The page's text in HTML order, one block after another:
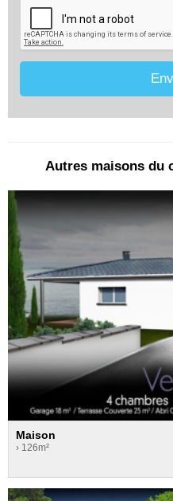
constructeur.com et vous ou
membre de la maîtrise
serait en relation avec
Conformément à la loi «
exercer votre droit d'accès aux
rectifier en contactant :
SALLES-SUR-MER -
contact@comparateur-
Autres maisons du
Maison
› 126m²